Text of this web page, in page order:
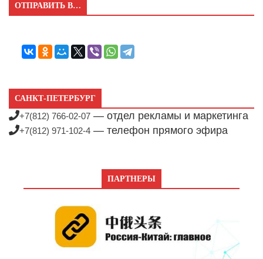
ОТПРАВИТЬ В…
САНКТ-ПЕТЕРБУРГ
+7(812) 766-02-07 — отдел рекламы и маркетинга
+7(812) 971-102-4 — телефон прямого эфира
ПАРТНЕРЫ